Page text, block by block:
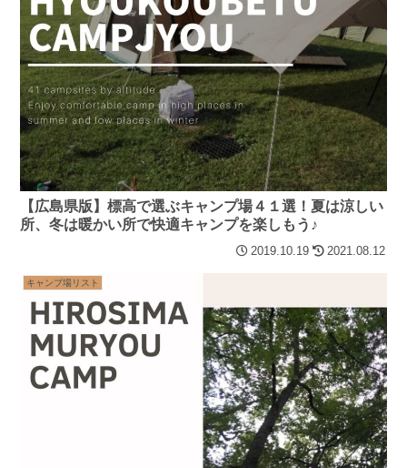
【広島県版】標高で選ぶキャンプ場４１選！夏は涼しい
所、冬は暖かい所で快適キャンプを楽しもう♪
2019.10.19 2021.08.12
キャンプ場リスト